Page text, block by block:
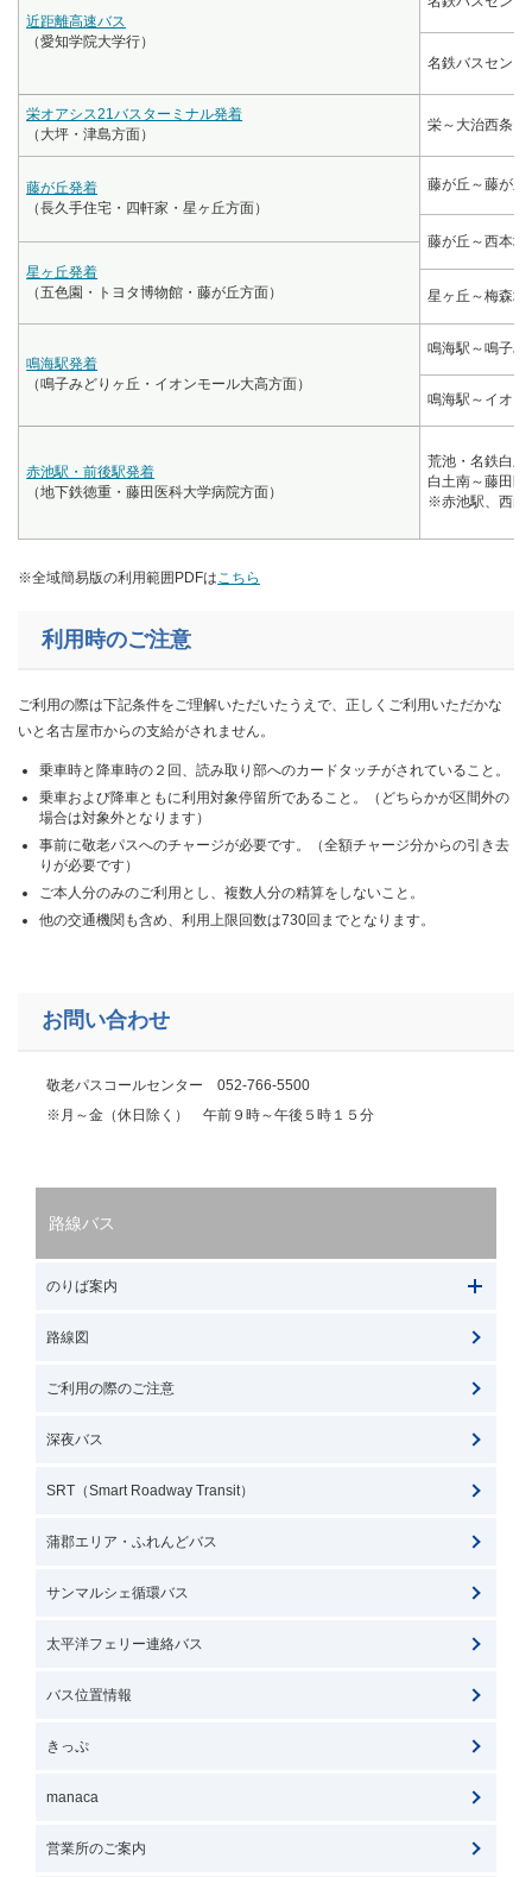
近距離高速バス
（愛知学院大学行）
名鉄バスセンタ
栄オアシス21バスターミナル発着
（大坪・津島方面）
栄～大治西条
藤が丘発着
（長久手住宅・四軒家・星ヶ丘方面）
藤が丘～藤が丘
藤が丘～西本地
星ヶ丘発着
（五色園・トヨタ博物館・藤が丘方面）
星ヶ丘～梅森坂
鳴海駅発着
（鳴子みどりヶ丘・イオンモール大高方面）
鳴海駅～鳴子み
鳴海駅～イオン
赤池駅・前後駅発着
（地下鉄徳重・藤田医科大学病院方面）
荒池・名鉄白土
白土南～藤田医
※赤池駅、西白
※全域簡易版の利用範囲PDFは こちら
利用時のご注意
ご利用の際は下記条件をご理解いただいたうえで、正しくご利用いただかな
いと名古屋市からの支給がされません。
乗車時と降車時の２回、読み取り部へのカードタッチがされていること。
乗車および降車ともに利用対象停留所であること。（どちらかが区間外の
場合は対象外となります）
事前に敬老パスへのチャージが必要です。（全額チャージ分からの引き去
りが必要です）
ご本人分のみのご利用とし、複数人分の精算をしないこと。
他の交通機関も含め、利用上限回数は730回までとなります。
お問い合わせ
敬老パスコールセンター 052-766-5500
※月～金（休日除く） 午前９時～午後５時１５分
路線バス
のりば案内
路線図
ご利用の際のご注意
深夜バス
SRT（Smart Roadway Transit）
蒲郡エリア・ふれんどバス
サンマルシェ循環バス
太平洋フェリー連絡バス
バス位置情報
きっぷ
manaca
営業所のご案内